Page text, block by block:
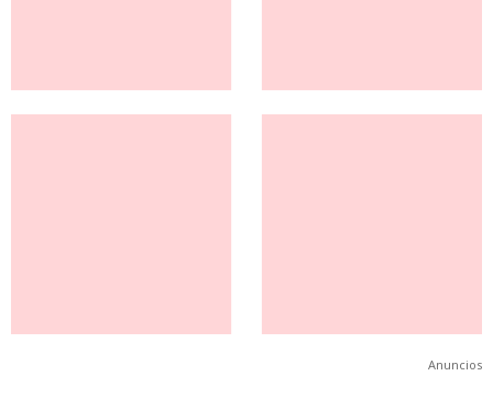
Anuncios